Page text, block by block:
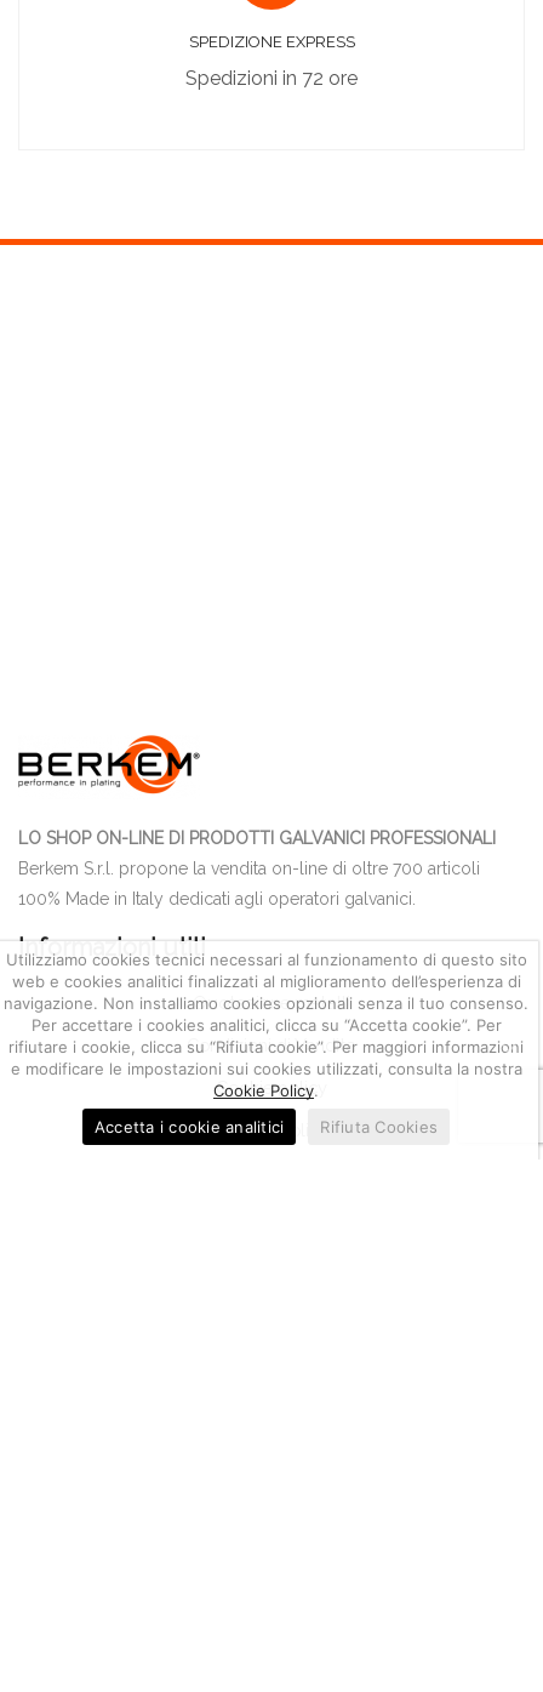
Utilizziamo cookies tecnici necessari al funzionamento di questo sito
web e cookies analitici finalizzati al miglioramento dell’esperienza di
navigazione. Non installiamo cookies opzionali senza il tuo consenso.
Per accettare i cookies analitici, clicca su “Accetta cookie”. Per
rifiutare i cookie, clicca su “Rifiuta cookie”. Per maggiori informazioni
e modificare le impostazioni sui cookies utilizzati, consulta la nostra
Cookie Policy.
Accetta i cookie analitici
Rifiuta Cookies
SPEDIZIONE EXPRESS
Spedizioni in 72 ore
LO SHOP ON-LINE DI PRODOTTI GALVANICI PROFESSIONALI
Berkem S.r.l. propone la vendita on-line di oltre 700 articoli
100% Made in Italy dedicati agli operatori galvanici.
Informazioni utili
Quotazione metalli
Condizioni di Vendita
Cookie policy
Privacy policy